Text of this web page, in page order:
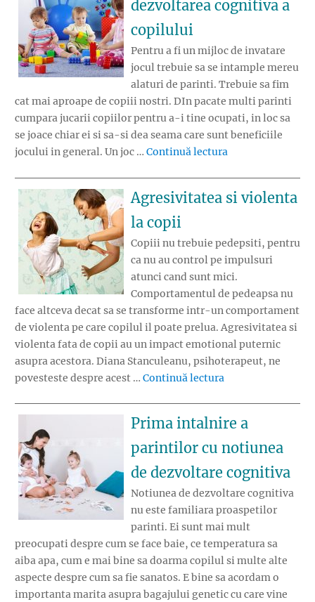
dezvoltarea cognitiva a
copilului
Pentru a fi un mijloc de invatare
jocul trebuie sa se intample mereu
alaturi de parinti. Trebuie sa fim
cat mai aproape de copiii nostri. DIn pacate multi parinti
cumpara jucarii copiilor pentru a-i tine ocupati, in loc sa
se joace chiar ei si sa-si dea seama care sunt beneficiile
jocului in general. Un joc … Continuă lectura
Agresivitatea si violenta
la copii
Copiii nu trebuie pedepsiti, pentru
ca nu au control pe impulsuri
atunci cand sunt mici.
Comportamentul de pedeapsa nu
face altceva decat sa se transforme intr-un comportament
de violenta pe care copilul il poate prelua. Agresivitatea si
violenta fata de copii au un impact emotional puternic
asupra acestora. Diana Stanculeanu, psihoterapeut, ne
povesteste despre acest … Continuă lectura
Prima intalnire a
parintilor cu notiunea
de dezvoltare cognitiva
Notiunea de dezvoltare cognitiva
nu este familiara proaspetilor
parinti. Ei sunt mai mult
preocupati despre cum se face baie, ce temperatura sa
aiba apa, cum e mai bine sa doarma copilul si multe alte
aspecte despre cum sa fie sanatos. E bine sa acordam o
importanta marita asupra bagajului genetic cu care vine